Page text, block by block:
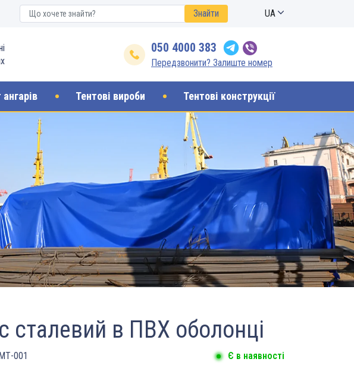
Знайти UA
050 4000 383
Передзвонити? Залиште номер
Тентові вироби Тентові конструкції
сталевий в ПВХ оболонці
001 Є в наявності